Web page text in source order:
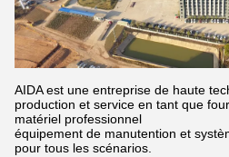
AIDA est une entreprise de haute
production et service en tant que
matériel professionnel
équipement de manutention et
pour tous les scénarios.